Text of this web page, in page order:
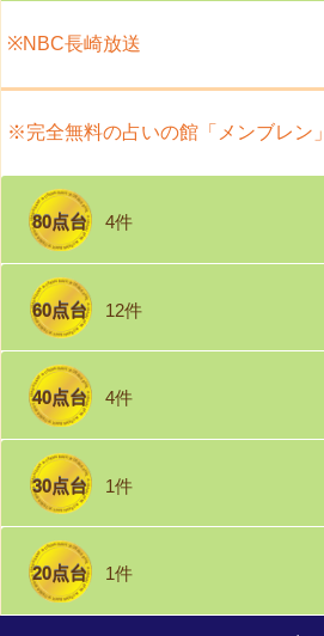
※NBC長崎放送
※完全無料の占いの館「メンブレン」
80点台 4件
60点台 12件
40点台 4件
30点台 1件
20点台 1件